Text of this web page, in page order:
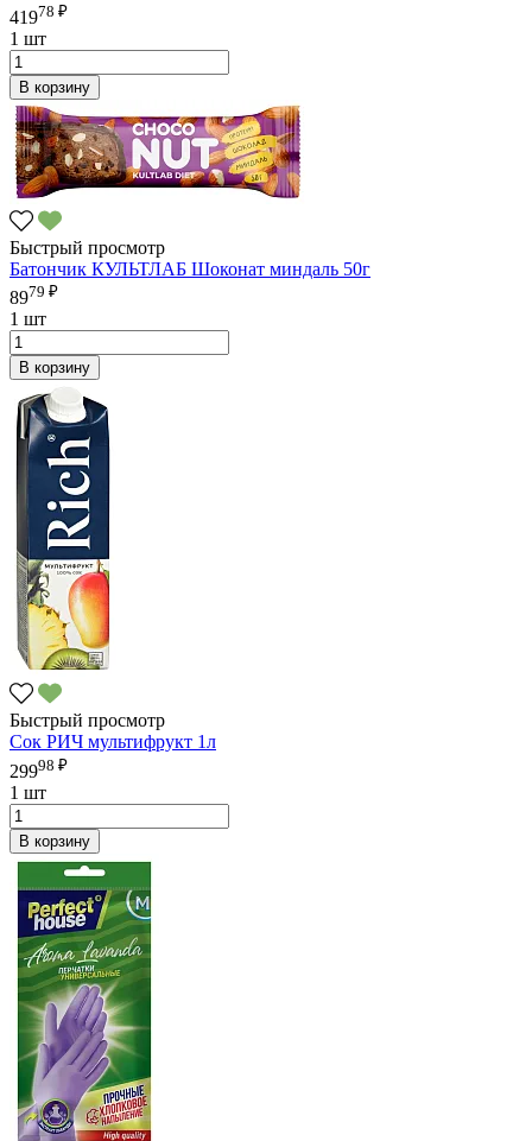
41978 ₽
1 шт
В корзину
Быстрый просмотр
Батончик КУЛЬТЛАБ Шоконат миндаль 50г
8979 ₽
1 шт
В корзину
Быстрый просмотр
Сок РИЧ мультифрукт 1л
29998 ₽
1 шт
В корзину